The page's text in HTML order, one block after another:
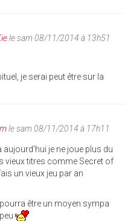
le sam 08/11/2014 à 13h51
je serai peut être sur la
le sam 08/11/2014 à 17h11
aujourd'hui je ne joue plus du
vieux titres comme Secret of
un vieux jeu par an
être un moyen sympa